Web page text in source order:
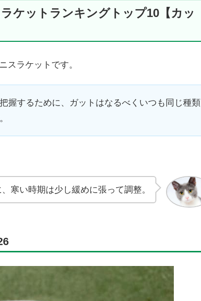
ケットランキングトップ10【カッ
スラケットです。
握するために、ガットはなるべくいつも同じ種類
寒い時期は少し緩めに張って調整。